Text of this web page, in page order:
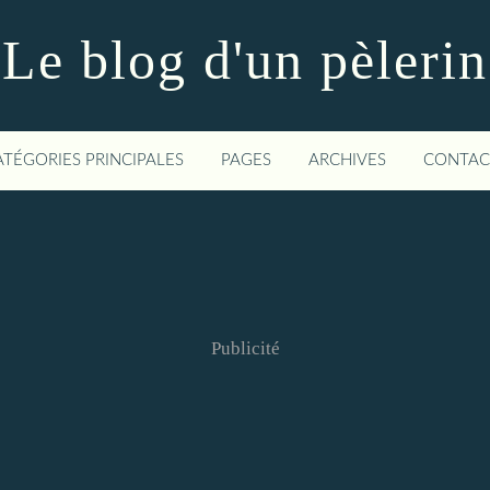
Le blog d'un pèlerin
PRINCIPALES PAGES ARCHIVES
Publicité